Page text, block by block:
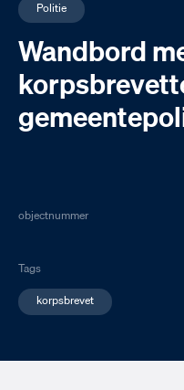
Politie
Wandbord
objectnummer
Tags
korpsbrevet